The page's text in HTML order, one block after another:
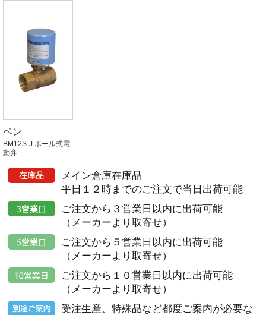
ベン
BM12S-J ボール式電
動弁
メイン倉庫在庫品
平日１２時までのご注文で当日出荷可能
ご注文から３営業日以内に出荷可能
（メーカーより取寄せ）
ご注文から５営業日以内に出荷可能
（メーカーより取寄せ）
ご注文から１０営業日以内に出荷可能
（メーカーより取寄せ）
受注生産、特殊品など都度ご案内が必要な